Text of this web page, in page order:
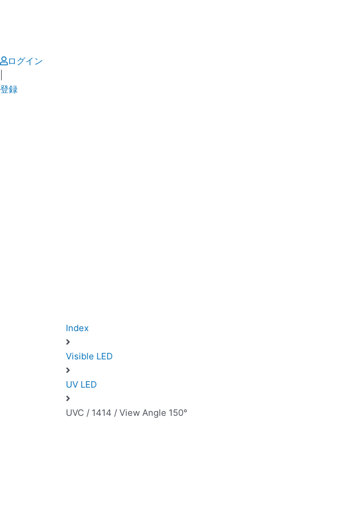
ログイン
登録
Index
Visible LED
UV LED
UVC / 1414 / View Angle 150°